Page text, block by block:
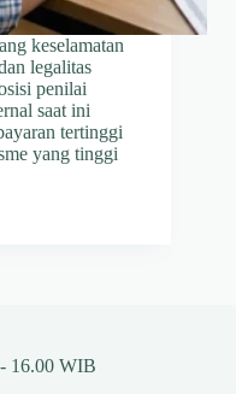
keselamatan
legalitas
penilai
saat ini
tertinggi
yang tinggi
16.00 WIB